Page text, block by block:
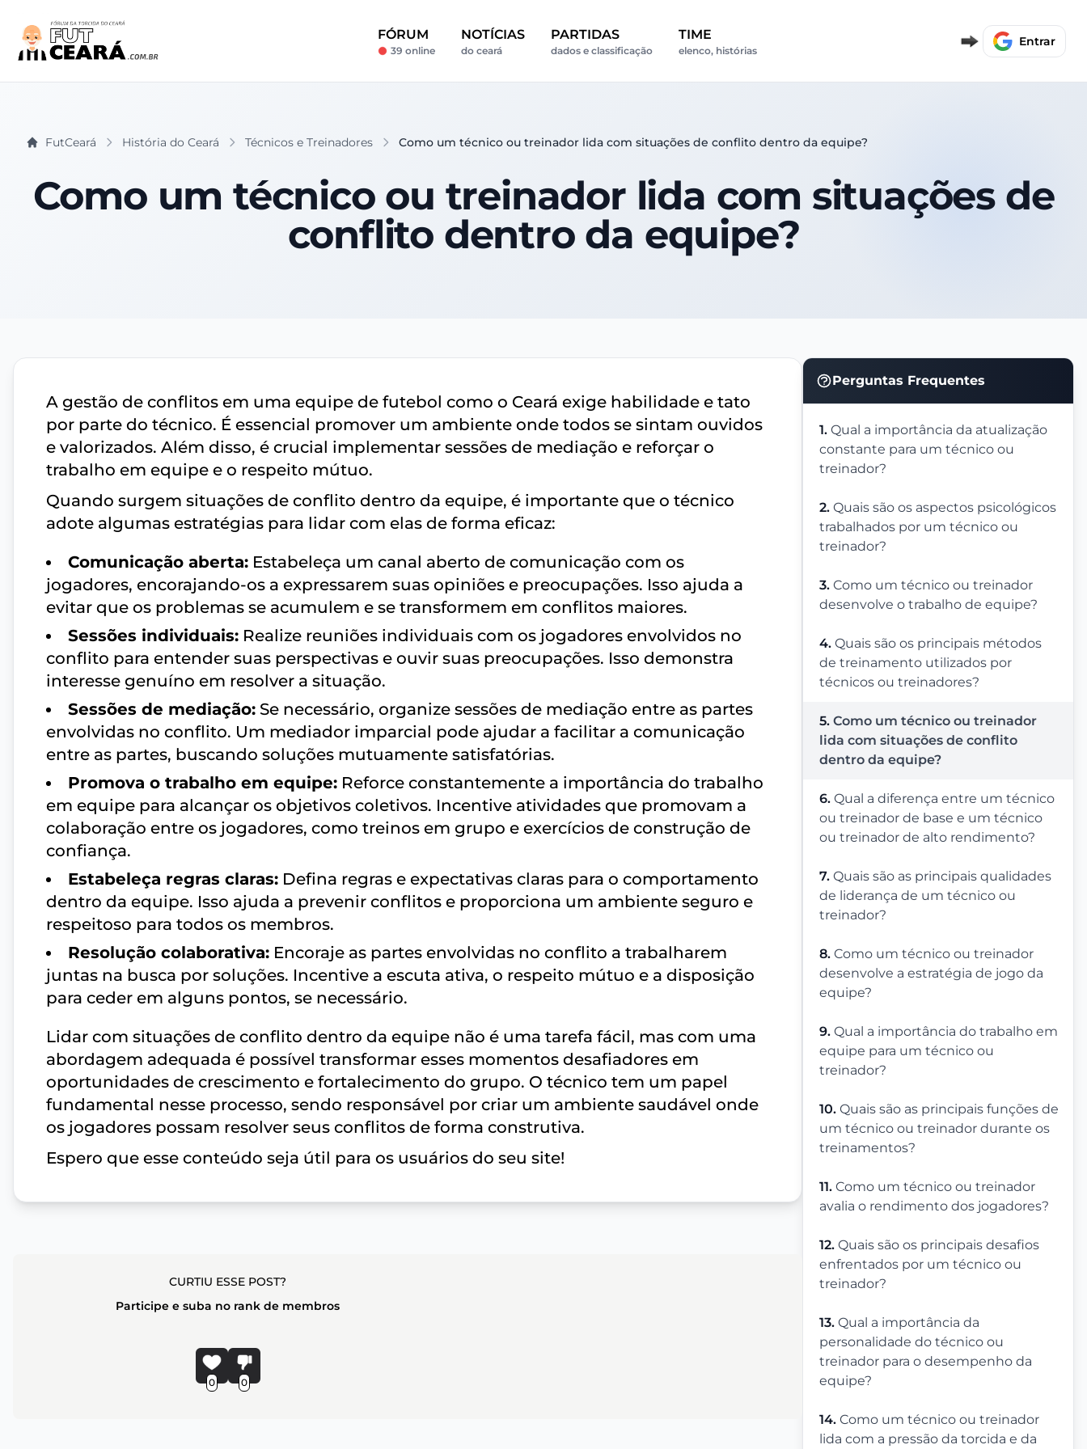
FÓRUM
39 online
NOTÍCIAS
do ceará
PARTIDAS
dados e classificação
TIME
elenco, histórias
Entrar
FutCeará História do Ceará Técnicos e Treinadores Como um técnico ou treinador lida com situações de conflito dentro da equipe?
Como um técnico ou treinador lida com situações de
conflito dentro da equipe?
Perguntas Frequentes
1. Qual a importância da atualização
constante para um técnico ou
treinador?
2. Quais são os aspectos psicológicos
trabalhados por um técnico ou
treinador?
3. Como um técnico ou treinador
desenvolve o trabalho de equipe?
4. Quais são os principais métodos
de treinamento utilizados por
técnicos ou treinadores?
5. Como um técnico ou treinador
lida com situações de conflito
dentro da equipe?
6. Qual a diferença entre um técnico
ou treinador de base e um técnico
ou treinador de alto rendimento?
7. Quais são as principais qualidades
de liderança de um técnico ou
treinador?
8. Como um técnico ou treinador
desenvolve a estratégia de jogo da
equipe?
9. Qual a importância do trabalho em
equipe para um técnico ou
treinador?
10. Quais são as principais funções de
um técnico ou treinador durante os
treinamentos?
11. Como um técnico ou treinador
avalia o rendimento dos jogadores?
12. Quais são os principais desafios
enfrentados por um técnico ou
treinador?
13. Qual a importância da
personalidade do técnico ou
treinador para o desempenho da
equipe?
14. Como um técnico ou treinador
lida com a pressão da torcida e da
A gestão de conflitos em uma equipe de futebol como o Ceará exige habilidade e tato
por parte do técnico. É essencial promover um ambiente onde todos se sintam ouvidos
e valorizados. Além disso, é crucial implementar sessões de mediação e reforçar o
trabalho em equipe e o respeito mútuo.
Quando surgem situações de conflito dentro da equipe, é importante que o técnico
adote algumas estratégias para lidar com elas de forma eficaz:
Comunicação aberta: Estabeleça um canal aberto de comunicação com os
jogadores, encorajando-os a expressarem suas opiniões e preocupações. Isso ajuda a
evitar que os problemas se acumulem e se transformem em conflitos maiores.
Sessões individuais: Realize reuniões individuais com os jogadores envolvidos no
conflito para entender suas perspectivas e ouvir suas preocupações. Isso demonstra
interesse genuíno em resolver a situação.
Sessões de mediação: Se necessário, organize sessões de mediação entre as partes
envolvidas no conflito. Um mediador imparcial pode ajudar a facilitar a comunicação
entre as partes, buscando soluções mutuamente satisfatórias.
Promova o trabalho em equipe: Reforce constantemente a importância do trabalho
em equipe para alcançar os objetivos coletivos. Incentive atividades que promovam a
colaboração entre os jogadores, como treinos em grupo e exercícios de construção de
confiança.
Estabeleça regras claras: Defina regras e expectativas claras para o comportamento
dentro da equipe. Isso ajuda a prevenir conflitos e proporciona um ambiente seguro e
respeitoso para todos os membros.
Resolução colaborativa: Encoraje as partes envolvidas no conflito a trabalharem
juntas na busca por soluções. Incentive a escuta ativa, o respeito mútuo e a disposição
para ceder em alguns pontos, se necessário.
Lidar com situações de conflito dentro da equipe não é uma tarefa fácil, mas com uma
abordagem adequada é possível transformar esses momentos desafiadores em
oportunidades de crescimento e fortalecimento do grupo. O técnico tem um papel
fundamental nesse processo, sendo responsável por criar um ambiente saudável onde
os jogadores possam resolver seus conflitos de forma construtiva.
Espero que esse conteúdo seja útil para os usuários do seu site!
CURTIU ESSE POST?
Participe e suba no rank de membros
0 0